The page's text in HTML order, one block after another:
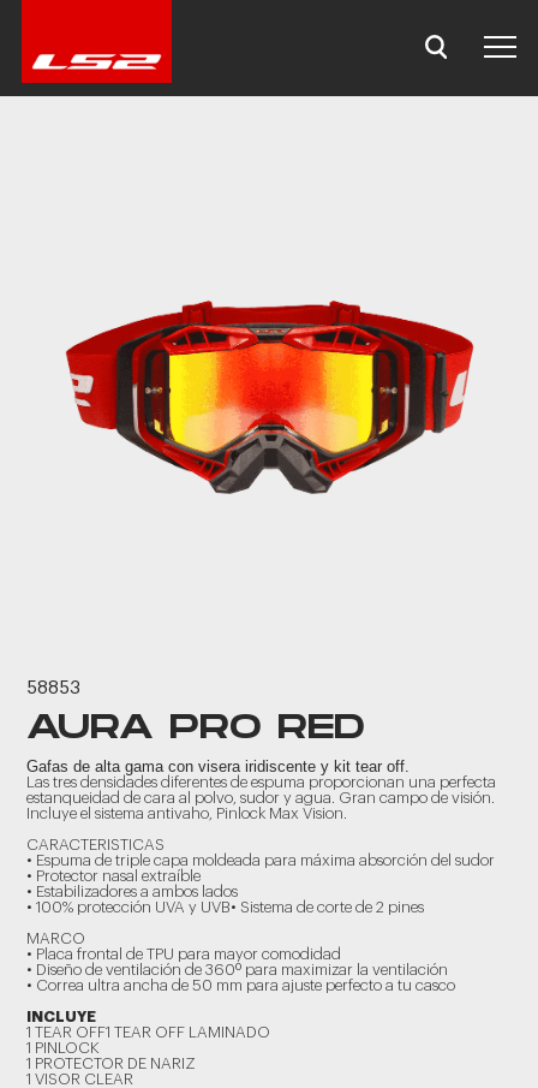
58853
AURA PRO RED
Gafas de alta gama con visera iridiscente y kit tear off.
Las tres densidades diferentes de espuma proporcionan una perfecta
estanqueidad de cara al polvo, sudor y agua. Gran campo de visión.
Incluye el sistema antivaho, Pinlock Max Vision.
CARACTERISTICAS
• Espuma de triple capa moldeada para máxima absorción del sudor
• Protector nasal extraíble
• Estabilizadores a ambos lados
• 100% protección UVA y UVB• Sistema de corte de 2 pines
MARCO
• Placa frontal de TPU para mayor comodidad
• Diseño de ventilación de 360º para maximizar la ventilación
• Correa ultra ancha de 50 mm para ajuste perfecto a tu casco
INCLUYE
1 TEAR OFF1 TEAR OFF LAMINADO
1 PINLOCK
1 PROTECTOR DE NARIZ
1 VISOR CLEAR